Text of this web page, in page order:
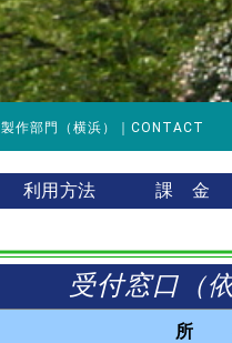
作部門（横浜）｜CONTACT
利用方法 課 金
受付窓口（
所